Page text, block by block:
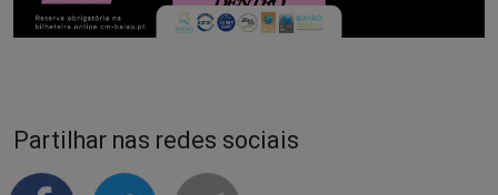
Partilhar nas redes sociais